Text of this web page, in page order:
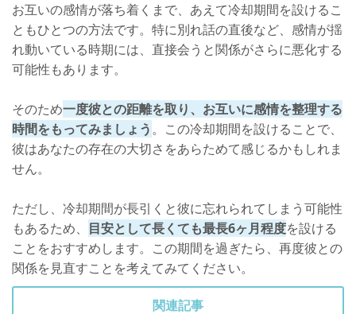
お互いの感情が落ち着くまで、あえて冷却期間を設けるこ
ともひとつの方法です。特に別れ話の直後など、感情が揺
れ動いている時期には、直接会うと関係がさらに悪化する
可能性もあります。
そのため一度彼との距離を取り、お互いに感情を整理する
時間をもってみましょう。この冷却期間を設けることで、
彼はあなたの存在の大切さをあらためて感じるかもしれま
せん。
ただし、冷却期間が長引くと彼に忘れられてしまう可能性
もあるため、 目安として長くても最長6ヶ月程度を設ける
ことをおすすめします。この期間を過ぎたら、再度彼との
関係を見直すことを考えてみてください。
関連記事